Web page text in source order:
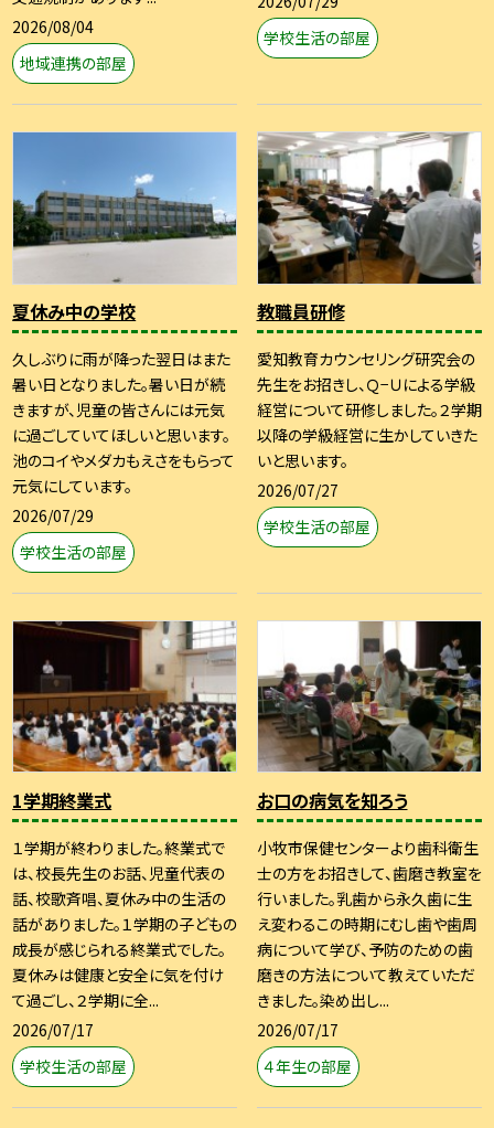
2026/08/04
地域連携の部屋
学校生活の部屋
夏休み中の学校
久しぶりに雨が降った翌日はまた
暑い日となりました。暑い日が続
きますが、児童の皆さんには元気
に過ごしていてほしいと思います。
池のコイやメダカもえさをもらって
元気にしています。
2026/07/29
学校生活の部屋
教職員研修
愛知教育カウンセリング研究会の
先生をお招きし、Ｑ−Ｕによる学級
経営について研修しました。２学期
以降の学級経営に生かしていきた
いと思います。
2026/07/27
学校生活の部屋
1学期終業式
１学期が終わりました。終業式で
は、校長先生のお話、児童代表の
話、校歌斉唱、夏休み中の生活の
話がありました。１学期の子どもの
成長が感じられる終業式でした。
夏休みは健康と安全に気を付け
て過ごし、２学期に全...
2026/07/17
学校生活の部屋
お口の病気を知ろう
小牧市保健センターより歯科衛生
士の方をお招きして、歯磨き教室を
行いました。乳歯から永久歯に生
え変わるこの時期にむし歯や歯周
病について学び、予防のための歯
磨きの方法について教えていただ
きました。染め出し...
2026/07/17
４年生の部屋